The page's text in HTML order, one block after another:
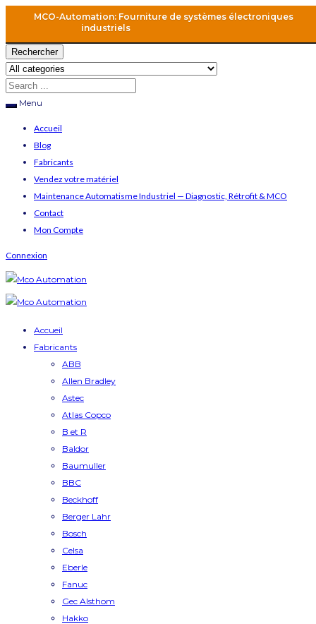
MCO-Automation: Fourniture de systèmes électroniques
industriels
Rechercher
Menu
Accueil
Blog
Fabricants
Vendez votre matériel
Maintenance Automatisme Industriel — Diagnostic, Rétrofit & MCO
Contact
Mon Compte
Connexion
Accueil
Fabricants
ABB
Allen Bradley
Astec
Atlas Copco
B et R
Baldor
Baumuller
BBC
Beckhoff
Berger Lahr
Bosch
Celsa
Eberle
Fanuc
Gec Alsthom
Hakko